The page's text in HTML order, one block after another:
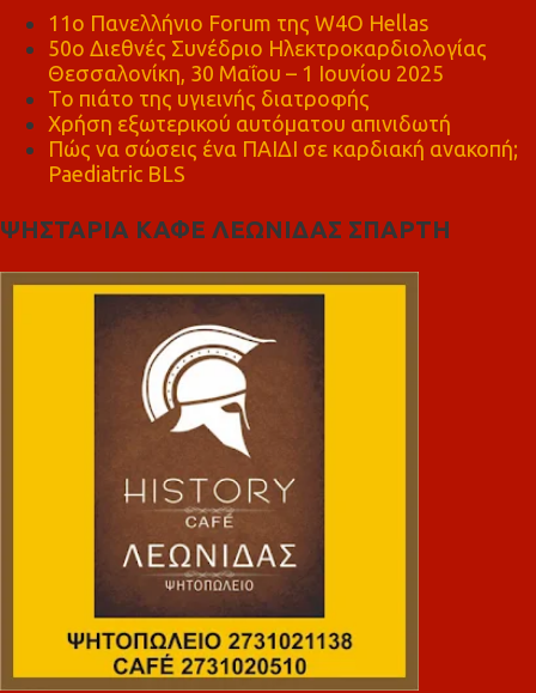
11ο Πανελλήνιο Forum της W4O Hellas
50ο Διεθνές Συνέδριο Ηλεκτροκαρδιολογίας
Θεσσαλονίκη, 30 Μαΐου – 1 Ιουνίου 2025
Το πιάτο της υγιεινής διατροφής
Χρήση εξωτερικού αυτόματου απινιδωτή
Πώς να σώσεις ένα ΠΑΙΔΙ σε καρδιακή ανακοπή;
Paediatric BLS
ΨΗΣΤΑΡΙΑ ΚΑΦΕ ΛΕΩΝΙΔΑΣ ΣΠΑΡΤΗ